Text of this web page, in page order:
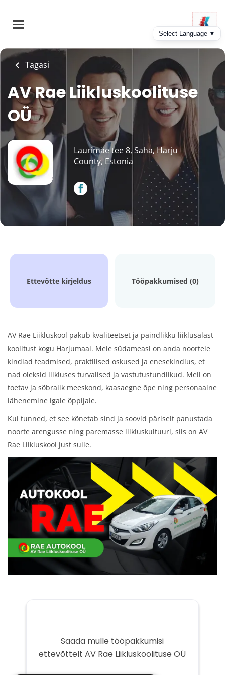
main
Tagasi
AV Rae Liikluskoolituse
OÜ
Laurimäe tee 8, Saha, Harju
County, Estonia
Ettevõtte kirjeldus Tööpakkumised (0)
AV Rae Liikluskool pakub kvaliteetset ja paindlikku liiklusalast
koolitust kogu Harjumaal. Meie südameasi on anda noortele
kindlad teadmised, praktilised oskused ja enesekindlus, et
nad oleksid liikluses turvalised ja vastutustundlikud. Meil on
toetav ja sõbralik meeskond, kaasaegne õpe ning personaalne
lähenemine igale õppijale.
Kui tunned, et see kõnetab sind ja soovid päriselt panustada
noorte arengusse ning paremasse liikluskultuuri, siis on AV
Rae Liikluskool just sulle.
Saada mulle tööpakkumisi
ettevõttelt AV Rae Liikluskoolituse OÜ